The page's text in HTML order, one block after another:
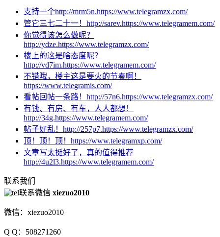
支持一个http://mrm5n.https://www.telegramzx.com/
管它三七二十一！http://sarev.https://www.telegramem.com/
你觉得该怎么做呢？
http://ydze.https://www.telegramzx.com/
楼上的这是啥态度呢？
http://vd7im.https://www.telegramem.com/
不错哦，楼主这是要火的节奏啊！
https://www.telegramis.com/
看帖回帖一条路！http://57n6.https://www.telegramzx.com/
有钱、有房、有车，人人都想！
http://34g.https://www.telegramem.com/
帖子好乱！http://257p7.https://www.telegramzx.com/
顶！顶！顶！https://www.telegramxp.com/
文章写太挺好了，真的值得推荐
http://4u2l3.https://www.telegramem.com/
联系我们
联系微信 xiezuo2010
微信：xiezuo2010
Q Q：508271260